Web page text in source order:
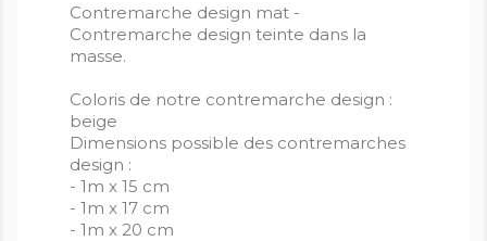
Contremarche design mat -
Contremarche design teinte dans la
masse.
Coloris de notre contremarche design :
beige
Dimensions possible des contremarches
design :
- 1m x 15 cm
- 1m x 17 cm
- 1m x 20 cm